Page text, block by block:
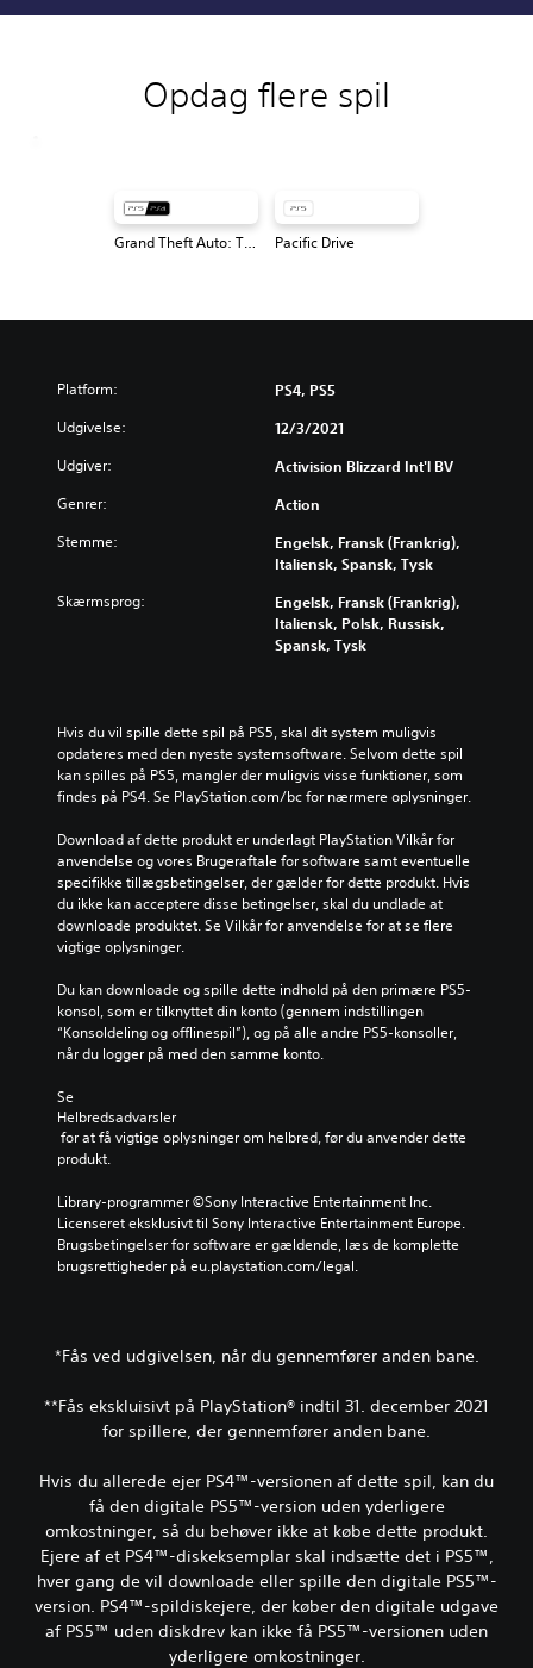
Opdag flere spil
Grand Theft Auto: The Trilogy - The Definitive Edition Pacific Drive
Platform: PS4, PS5
Udgivelse: 12/3/2021
Udgiver: Activision Blizzard Int'l BV
Genrer: Action
Stemme:
Engelsk, Fransk (Frankrig),
Italiensk, Spansk, Tysk
Skærmsprog:
Engelsk, Fransk (Frankrig),
Italiensk, Polsk, Russisk,
Spansk, Tysk
Hvis du vil spille dette spil på PS5, skal dit system muligvis
opdateres med den nyeste systemsoftware. Selvom dette spil
kan spilles på PS5, mangler der muligvis visse funktioner, som
findes på PS4. Se PlayStation.com/bc for nærmere oplysninger.
Download af dette produkt er underlagt PlayStation Vilkår for
anvendelse og vores Brugeraftale for software samt eventuelle
specifikke tillægsbetingelser, der gælder for dette produkt. Hvis
du ikke kan acceptere disse betingelser, skal du undlade at
downloade produktet. Se Vilkår for anvendelse for at se flere
vigtige oplysninger.
Du kan downloade og spille dette indhold på den primære PS5-
konsol, som er tilknyttet din konto (gennem indstillingen
“Konsoldeling og offlinespil”), og på alle andre PS5-konsoller,
når du logger på med den samme konto.
Se
Helbredsadvarsler
produkt.
Library-programmer ©Sony Interactive Entertainment Inc.
Licenseret eksklusivt til Sony Interactive Entertainment Europe.
Brugsbetingelser for software er gældende, læs de komplette
brugsrettigheder på eu.playstation.com/legal.
*Fås ved udgivelsen, når du gennemfører anden bane.
**Fås ekskluisivt på PlayStation® indtil 31. december 2021
for spillere, der gennemfører anden bane.
Hvis du allerede ejer PS4™-versionen af dette spil, kan du
få den digitale PS5™-version uden yderligere
omkostninger, så du behøver ikke at købe dette produkt.
Ejere af et PS4™-diskeksemplar skal indsætte det i PS5™,
hver gang de vil downloade eller spille den digitale PS5™-
version. PS4™-spildiskejere, der køber den digitale udgave
af PS5™ uden diskdrev kan ikke få PS5™-versionen uden
yderligere omkostninger.